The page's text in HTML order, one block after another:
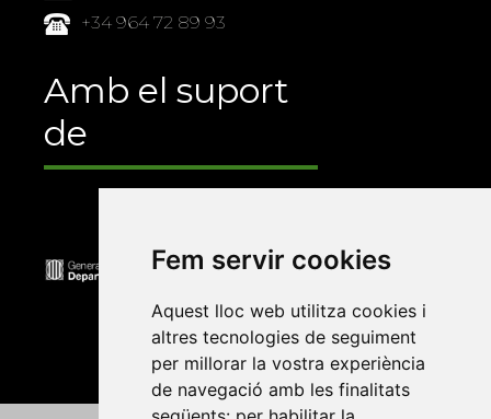
Fem servir cookies
Aquest lloc web utilitza cookies i
altres tecnologies de seguiment
per millorar la vostra experiència
de navegació amb les finalitats
+34 964 72 89 93
Amb el suport
de